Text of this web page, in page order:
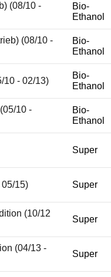
(08/10 -
Bio-
Ethanol
(08/10 -
Bio-
Ethanol
10 - 02/13)
Bio-
Ethanol
10 -
Bio-
Ethanol
Super
05/15) Super
(10/12
Super
(04/13 -
Super